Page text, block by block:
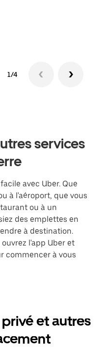
1/4
services
avec Uber. Que
à l'aéroport, que vous
ou à un
des emplettes en
à destination.
l'app Uber et
commencer à vous
et autres